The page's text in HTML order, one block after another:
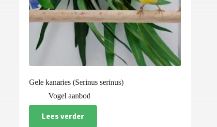
Gele kanaries (Serinus serinus)
Vogel aanbod
Lees verder